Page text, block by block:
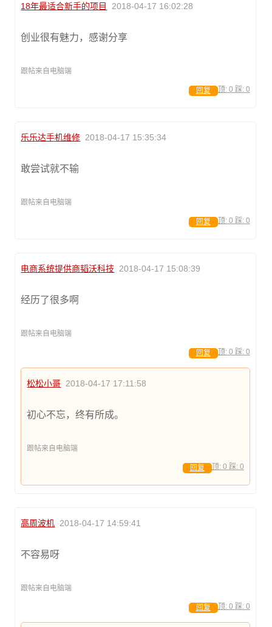
18年最适合新手的项目 2018-04-17 16:02:28
创业很有魅力，感谢分享
跟帖来自电脑端
顶: 0 踩: 0
回复
乐乐达手机维修 2018-04-17 15:35:34
敢尝试就不输
跟帖来自电脑端
顶: 0 踩: 0
回复
电商系统提供商韬沃科技 2018-04-17 15:08:39
经历了很多啊
跟帖来自电脑端
顶: 0 踩: 0
回复
松松小哥 2018-04-17 17:11:58
初心不忘，终有所成。
跟帖来自电脑端
顶: 0 踩: 0
回复
高周波机 2018-04-17 14:59:41
不容易呀
跟帖来自电脑端
顶: 0 踩: 0
回复